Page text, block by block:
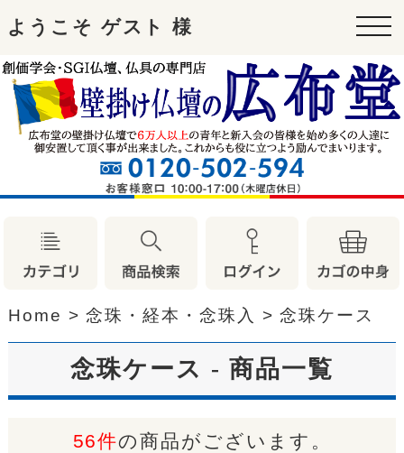
ようこそ ゲスト 様
Home >念珠・経本・念珠入 >念珠ケース
念珠ケース - 商品一覧
56件の商品がございます。